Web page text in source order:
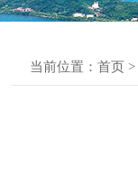
当前位置： 首页 >